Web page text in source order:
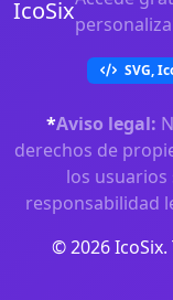
IcoSix
SVG,
*Aviso legal:
derechos de
los
responsabilidad
© 2026